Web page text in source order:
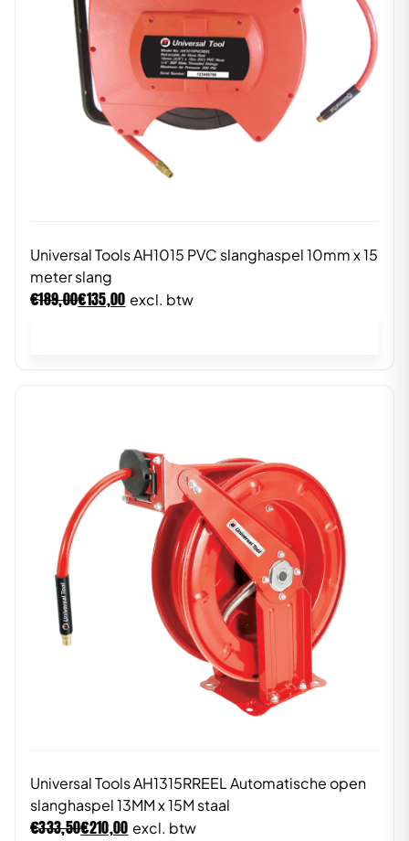
Universal Tools AH1015 PVC slanghaspel 10mm x 15
meter slang
€189,00€135,00 excl. btw
Universal Tools AH1315RREEL Automatische open
slanghaspel 13MM x 15M staal
€333,50€210,00 excl. btw